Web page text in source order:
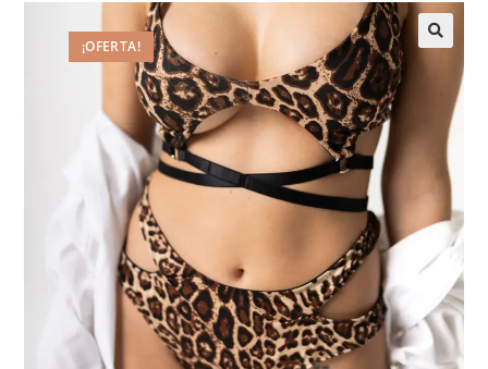
¡OFERTA!